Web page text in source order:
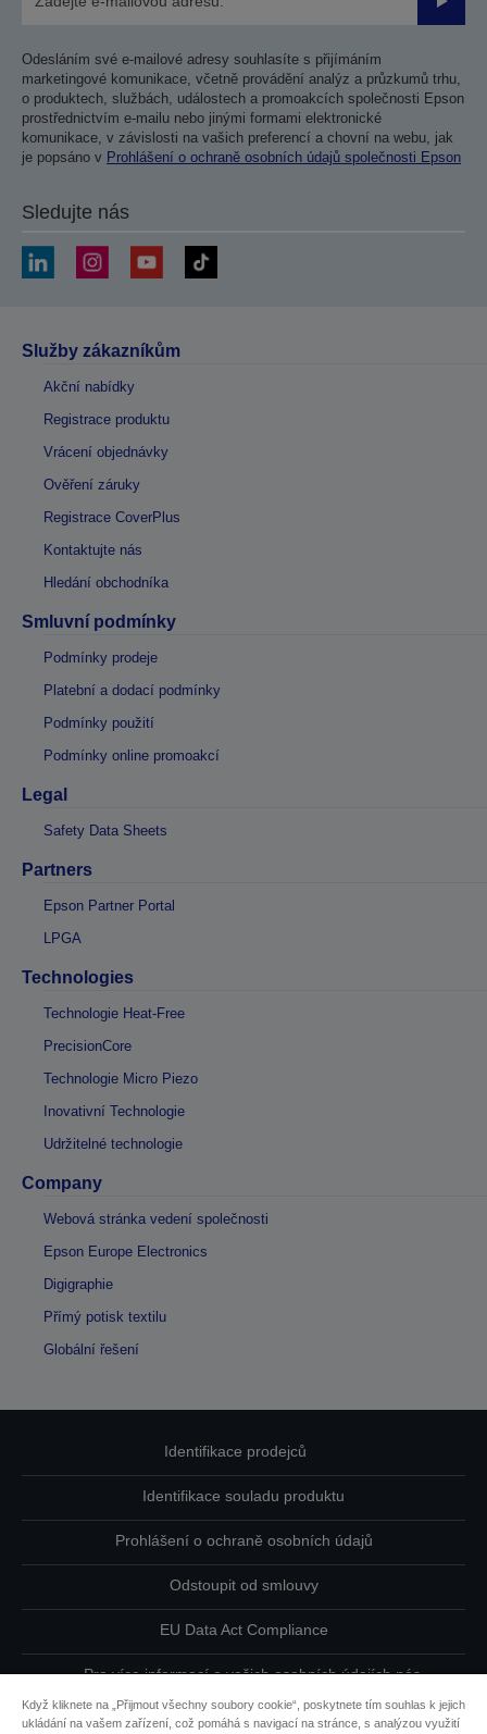
Odesláním své e-mailové adresy souhlasíte s přijímáním
marketingové komunikace, včetně provádění analýz a průzkumů trhu,
o produktech, službách, událostech a promoakcích společnosti Epson
prostřednictvím e-mailu nebo jinými formami elektronické
komunikace, v závislosti na vašich preferencí a chovní na webu, jak
je popsáno v Prohlášení o ochraně osobních údajů společnosti Epson
Sledujte nás
Služby zákazníkům
Akční nabídky
Registrace produktu
Vrácení objednávky
Ověření záruky
Registrace CoverPlus
Kontaktujte nás
Hledání obchodníka
Smluvní podmínky
Podmínky prodeje
Platební a dodací podmínky
Podmínky použití
Podmínky online promoakcí
Legal
Safety Data Sheets
Partners
Epson Partner Portal
LPGA
Technologies
Technologie Heat-Free
PrecisionCore
Technologie Micro Piezo
Inovativní Technologie
Udržitelné technologie
Company
Webová stránka vedení společnosti
Epson Europe Electronics
Digigraphie
Přímý potisk textilu
Globální řešení
Identifikace prodejců
Identifikace souladu produktu
Prohlášení o ochraně osobních údajů
Odstoupit od smlouvy
EU Data Act Compliance
Pro více informací o vašich osobních údajích nás
Když kliknete na „Přijmout všechny soubory cookie“, poskytnete tím souhlas k jejich
ukládání na vašem zařízení, což pomáhá s navigací na stránce, s analýzou využití